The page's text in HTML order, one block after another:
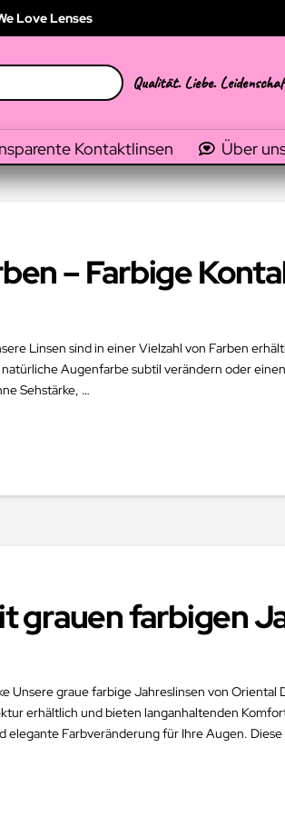
Love Lenses
Qualität. Liebe.
Kontaktlinsen Über
– Farbige
Linsen sind in einer Vielzahl von Farben
Augenfarbe subtil verändern oder
Sehstärke, …
grauen farbigen
Unsere graue farbige Jahreslinsen von Oriental
erhältlich und bieten langanhaltenden
elegante Farbveränderung für Ihre Augen. Diese